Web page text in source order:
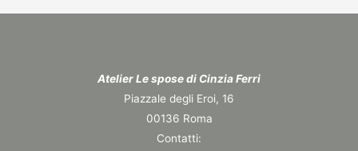
Atelier Le spose di Cinzia Ferri
Piazzale degli Eroi, 16
00136 Roma
Contatti: